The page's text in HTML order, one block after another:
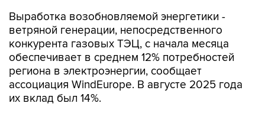
Выработка возобновляемой энергетики -
ветряной генерации, непосредственного
конкурента газовых ТЭЦ, с начала месяца
обеспечивает в среднем 12% потребностей
региона в электроэнергии, сообщает
ассоциация WindEurope. В августе 2025 года
их вклад был 14%.